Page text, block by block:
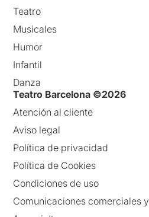
Teatro
Musicales
Humor
Infantil
Danza
Teatro Barcelona ©2026
Atención al cliente
Aviso legal
Política de privacidad
Política de Cookies
Condiciones de uso
Comunicaciones comerciales